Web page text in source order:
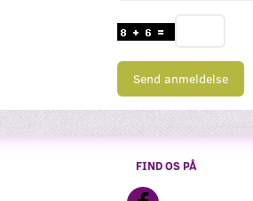
Send anmeldelse
FIND OS PÅ